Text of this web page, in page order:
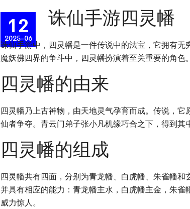
12
2025-06
诛仙手游四灵幡
诛仙手游中，四灵幡是一件传说中的法宝，它拥有
魔妖佛四界的争斗中，四灵幡扮演着至关重要的角色。
四灵幡的由来
四灵幡乃上古神物，由天地灵气孕育而成。传说，
仙者争夺。青云门弟子张小凡机缘巧合之下，得到其
四灵幡的组成
四灵幡共有四面，分别为青龙幡、白虎幡、朱雀幡和
并具有相应的能力：青龙幡主水，白虎幡主金，朱雀
威力惊人。